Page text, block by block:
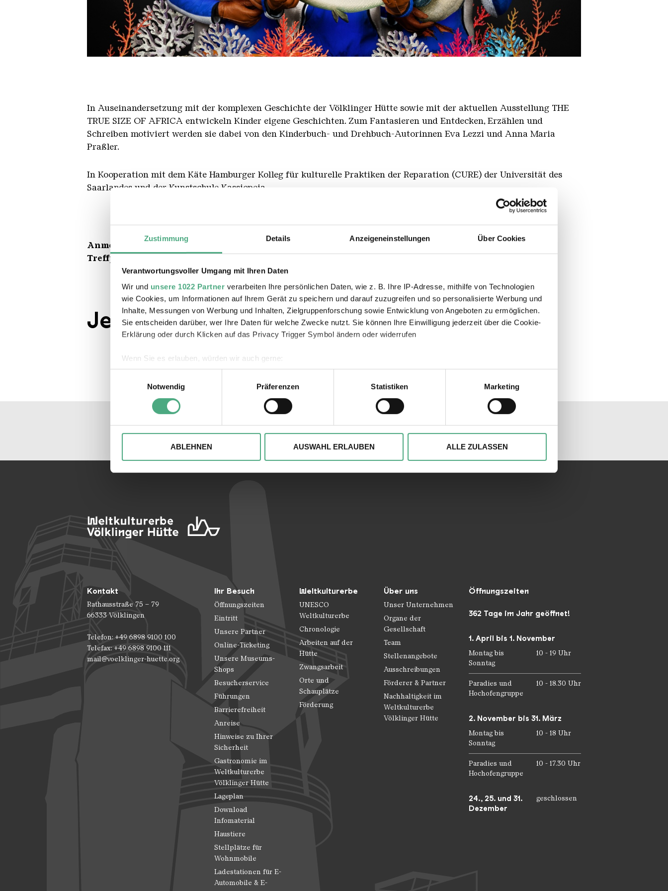
Zustimmung Details Anzeigeneinstellungen Über Cookies
Verantwortungsvoller Umgang mit Ihren Daten
Wir und unsere 1022 Partner verarbeiten Ihre persönlichen Daten, wie z. B. Ihre IP-Adresse, mithilfe von Technologien
wie Cookies, um Informationen auf Ihrem Gerät zu speichern und darauf zuzugreifen und so personalisierte Werbung und
Inhalte, Messungen von Werbung und Inhalten, Zielgruppenforschung sowie Entwicklung von Angeboten zu ermöglichen.
Sie entscheiden darüber, wer Ihre Daten für welche Zwecke nutzt. Sie können Ihre Einwilligung jederzeit über die Cookie-
Erklärung oder durch Klicken auf das Privacy Trigger Symbol ändern oder widerrufen
Wenn Sie es erlauben, würden wir auch gerne:
Informationen über Ihre geografische Lage erfassen, welche bis auf einige Meter genau sein können
Ihr Gerät durch aktives Scannen nach bestimmten Merkmalen (Fingerprinting) identifizieren
Erfahren Sie mehr darüber, wie Ihre persönlichen Daten verarbeitet werden, und legen Sie Ihre Präferenzen imAbschnitt
Einzelheitenfest.
Wir verwenden ggfs. Cookies, um Inhalte und Anzeigen zu personalisieren, besondere Funktionen anbieten zu können und
die Zugriffe auf unsere Website zu analysieren. Außerdem geben wir ggfs. Informationen zu Ihrer Verwendung unserer
Website an unsere Partner für soziale Medien, Werbung und Analysen weiter. Unsere Partner führen diese Informationen
Notwendig
Präferenzen Statistiken Marketing
ABLEHNEN AUSWAHL ERLAUBEN ALLE ZULASSEN
Omar Diop 3f ob 2
In Auseinandersetzung mit der komplexen Geschichte der Völklinger Hütte sowie mit der aktuellen Ausstellung THE
TRUE SIZE OF AFRICA entwickeln Kinder eigene Geschichten. Zum Fantasieren und Entdecken, Erzählen und
Schreiben motiviert werden sie dabei von den Kinderbuch- und Drehbuch-Autorinnen Eva Lezzi und Anna Maria
Praßler.
In Kooperation mit dem Käte Hamburger Kolleg für kulturelle Praktiken der Reparation (CURE) der Universität des
Saarlandes und der Kunstschule Kassiopeia.
Anmeldung erforderlich
Treffpunkt Eingang Bierarten
Jetzt Anmelden
Verlinkungen zu unseren
Kontakt
Rathausstraße 75 – 79
66333 Völklingen
Telefon: +49 6898 9100 100
Telefax: +49 6898 9100 111
mail@voelklinger-huette.org
Ihr Besuch
Öffnungszeiten
Eintritt
Unsere Partner
Online-Ticketing
Unsere Museums-
Shops
Besucherservice
Führungen
Barrierefreiheit
Anreise
Hinweise zu Ihrer
Sicherheit
Gastronomie im
Weltkulturerbe
Völklinger Hütte
Lageplan
Download
Infomaterial
Haustiere
Stellplätze für
Wohnmobile
Ladestationen für E-
Automobile & E-
Weltkulturerbe
UNESCO
Weltkulturerbe
Chronologie
Arbeiten auf der
Hütte
Zwangsarbeit
Orte und
Schauplätze
Förderung
Über uns
Unser Unternehmen
Organe der
Gesellschaft
Team
Stellenangebote
Ausschreibungen
Förderer & Partner
Nachhaltigkeit im
Weltkulturerbe
Völklinger Hütte
Öffnungszeiten
362 Tage im Jahr geöffnet!
1. April bis 1. November
Montag bis
Sonntag
10 - 19 Uhr
Paradies und
Hochofengruppe
10 - 18.30 Uhr
2. November bis 31. März
Montag bis
Sonntag
10 - 18 Uhr
Paradies und
Hochofengruppe
10 - 17.30 Uhr
24., 25. und 31.
Dezember
geschlossen